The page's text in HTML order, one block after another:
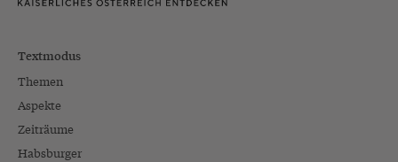
Textmodus
Themen
Aspekte
Zeiträume
Habsburger